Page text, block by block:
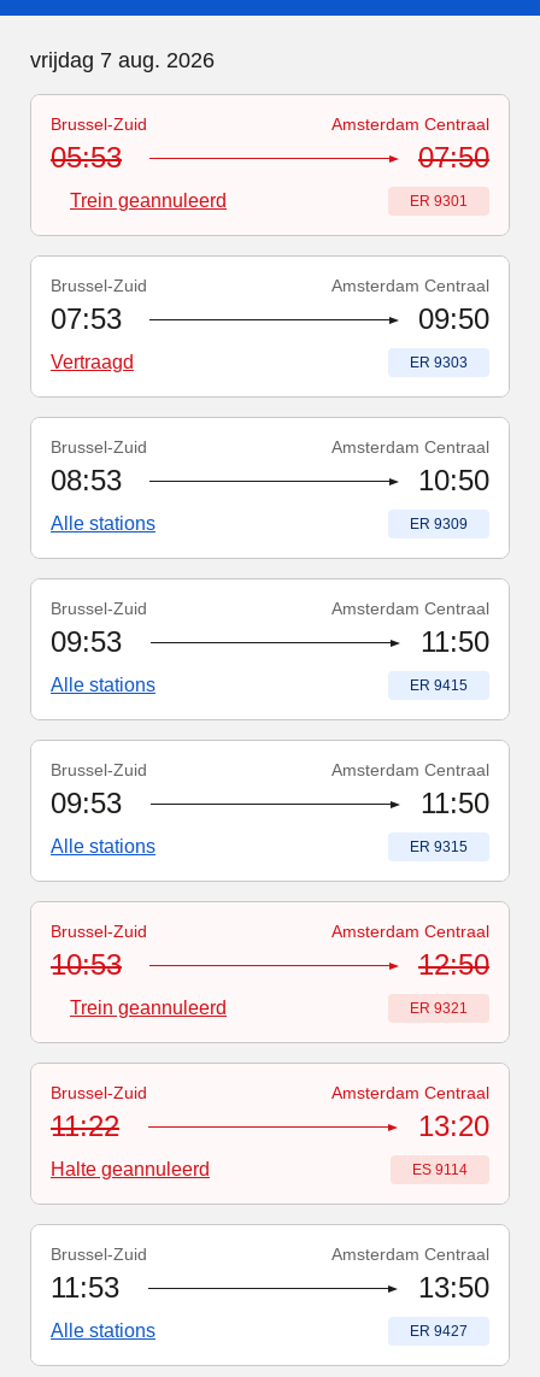
vrijdag 7 aug. 2026vrijdag 7 augustus 2026
Treinnummer:
ER 9301-Trein geannuleerd
Brussel-Zuid Amsterdam Centraal
05:53 07:50
Trein geannuleerd Treinnummer
ER 9301
Treinnummer:
ER 9303-Vertraagd
Brussel-Zuid Amsterdam Centraal
07:53 09:50
Vertraagd Treinnummer
ER 9303
Treinnummer:
ER 9309
Brussel-Zuid Amsterdam Centraal
08:53 10:50
Alle stations Treinnummer
ER 9309
Treinnummer:
ER 9415
Brussel-Zuid Amsterdam Centraal
09:53 11:50
Alle stations Treinnummer
ER 9415
Treinnummer:
ER 9315
Brussel-Zuid Amsterdam Centraal
09:53 11:50
Alle stations Treinnummer
ER 9315
Treinnummer:
ER 9321-Trein geannuleerd
Brussel-Zuid Amsterdam Centraal
10:53 12:50
Trein geannuleerd Treinnummer
ER 9321
Treinnummer:
ES 9114-Vertraagd
Brussel-Zuid Amsterdam Centraal
11:22 13:20
Halte geannuleerd Treinnummer
ES 9114
Treinnummer:
ER 9427
Brussel-Zuid Amsterdam Centraal
11:53 13:50
Alle stations Treinnummer
ER 9427